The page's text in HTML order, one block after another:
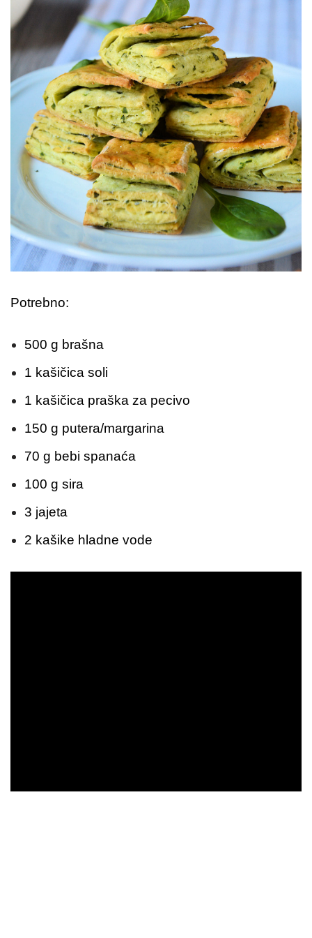
Potrebno:
500 g brašna
1 kašičica soli
1 kašičica praška za pecivo
150 g putera/margarina
70 g bebi spanaća
100 g sira
3 jajeta
2 kašike hladne vode